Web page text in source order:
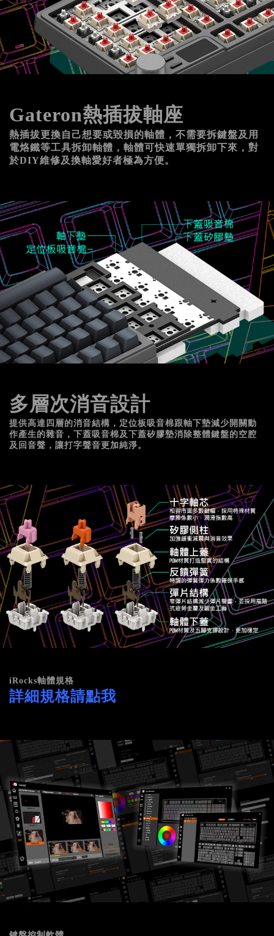
Gateron熱插拔軸座
熱插拔更換自己想要或毀損的軸體，不需要拆鍵盤及用
電烙鐵等工具拆卸軸體，軸體可快速單獨拆卸下來，對
於DIY維修及換軸愛好者極為方便。
多層次消音設計
提供高達四層的消音結構，定位板吸音棉跟軸下墊減少開關動
作產生的雜音，下蓋吸音棉及下蓋矽膠墊消除整體鍵盤的空腔
及回音聲，讓打字聲音更加純淨。
iRocks軸體規格
詳細規格請點我
記住帳號